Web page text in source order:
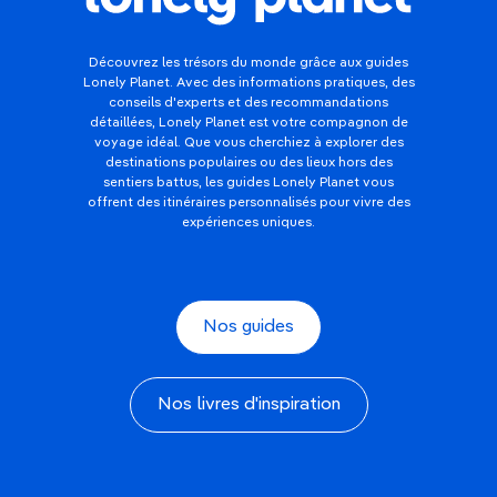
Découvrez les trésors du monde grâce aux guides
Lonely Planet. Avec des informations pratiques, des
conseils d'experts et des recommandations
détaillées, Lonely Planet est votre compagnon de
voyage idéal. Que vous cherchiez à explorer des
destinations populaires ou des lieux hors des
sentiers battus, les guides Lonely Planet vous
offrent des itinéraires personnalisés pour vivre des
expériences uniques.
Nos guides
Nos livres d'inspiration